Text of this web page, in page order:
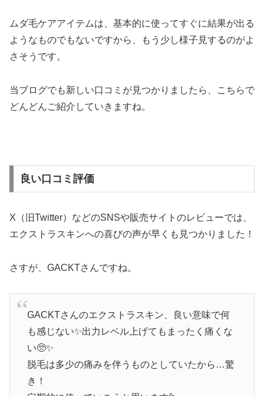
ムダ毛ケアアイテムは、基本的に使ってすぐに結果が出る
ようなものでもないですから、もう少し様子見するのがよ
さそうです。
当ブログでも新しい口コミが見つかりましたら、こちらで
どんどんご紹介していきますね。
良い口コミ評価
X（旧Twitter）などのSNSや販売サイトのレビューでは、
エクストラスキンへの喜びの声が早くも見つかりました！
さすが、GACKTさんですね。
GACKTさんのエクストラスキン、良い意味で何
も感じない✨出力レベル上げてもまったく痛くな
い🥺✨
脱毛は多少の痛みを伴うものとしていたから…驚
き！